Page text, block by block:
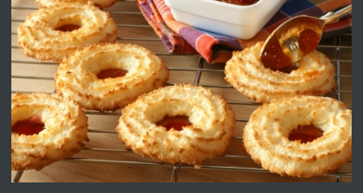
ХАСКОВО
преди 5 дни
ПРЕДЛАГА Давам гараж под наем
преди 5 дни
ПРЕДЛАГА
№4120 Магазин/Офис под наем в кв.